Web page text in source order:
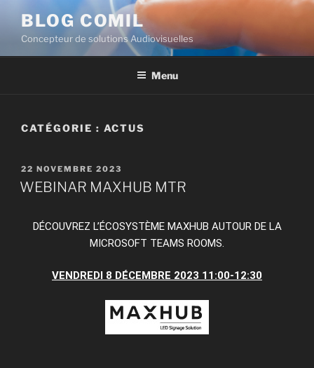
BLOG COMIL
Concepteur de solutions Audiovisuelles
Menu
CATÉGORIE : ACTUS
22 NOVEMBRE 2023
WEBINAR MAXHUB MTR
DÉCOUVREZ L’ÉCOSYSTÈME MAXHUB AUTOUR DE LA
MICROSOFT TEAMS ROOMS.
VENDREDI 8 DÉCEMBRE 2023 11:00-12:30